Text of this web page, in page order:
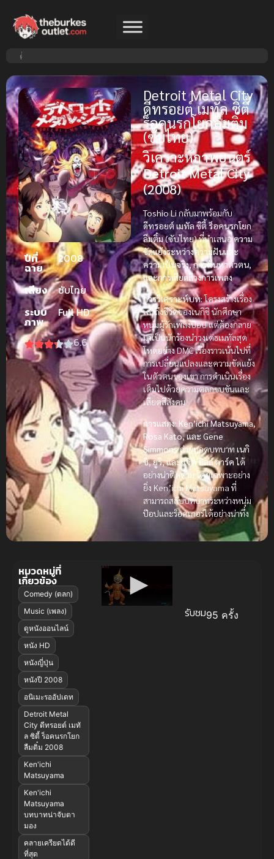
ปีที่
ฉาย
2008
เสียง
ซับไทย
ระบบ
ภาพ
Full HD
6.6
Detroit Metal City
ดีทรอยต์ เมทัล ซิตี้
ร็อคนรกโยกลืมติ๋ม
(ซับไทย)
วิเคราะห์ภาพยนตร์
Detroit Metal City
(2008)
Toshio Liกลับมาพร้อมกับ
ดีทรอยต์ เมทัล ซิตี้ ร็อคนรกโยก
ลืมติ๋ม (ซับไทย)ที่นำเสนอความ
ขัดแย้งระหว่างความฝันและ
ความเป็นจริง, การค้นหาตัวตน,
และการเสียดสีวงการเพลง
การวิเคราะห์บท:โครงสร้างเรื่อง
เล่าถึงชีวิตของเนกิชิ นักศึกษา
หนุ่มผู้รักเพลงป๊อป แต่ต้องกลาย
มาเป็นนักร้องนำวงเดธเมทัลสุด
โหดอย่าง DMC เรื่องราวเน้นไปที่
การเปลี่ยนแปลงและความขัดแย้ง
ในตัวตนของเขา การดำเนินเรื่อง
เต็มไปด้วยความตลกขบขันและ
เสียดสีสังคม
การแสดง: Ken’ichi Matsuyama,
Rosa Kato, และ Gene
Simmonsถ่ายทอดบทบาท เนกิ
ชิ, ยูริ, และแจ็ค อิลล์ ดาร์คได้
อย่างน่าติดตาม โดยเฉพาะอย่าง
ยิ่ง Ken’ichi Matsuyama ที่
สามารถสลับบทบาทระหว่างหนุ่ม
ป๊อปและร็อคเกอร์ได้อย่างน่าทึ่ง
รับชม95 ครั้ง
หมวดหมู่ที่
เกี่ยวข้อง
Comedy (ตลก)
Music (เพลง)
ดูหนังออนไลน์
หนัง HD
หนังญี่ปุ่น
หนังปี 2008
อนิเมะรออัปเดท
Detroit Metal
City ดีทรอยต์ เมทั
ล ซิตี้ ร็อคนรกโยก
ลืมติ๋ม 2008
Ken'ichi
Matsuyama
Ken'ichi
Matsuyama
บทบาทน่าจับตา
มอง
คลายเครียดได้ดี
ที่สุด